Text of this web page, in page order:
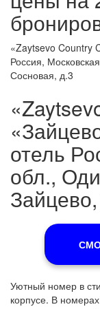
«Zaytsevo Country
Россия,
Сосновая, д.3
отель
обл.,
Уютный номер в
корпусе. В